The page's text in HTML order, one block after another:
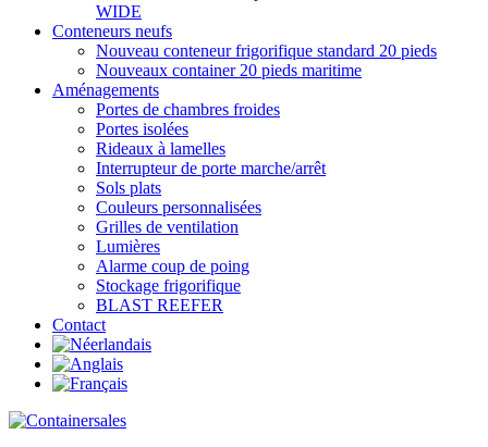
WIDE
Conteneurs neufs
Nouveau conteneur frigorifique standard 20 pieds
Nouveaux container 20 pieds maritime
Aménagements
Portes de chambres froides
Portes isolées
Rideaux à lamelles
Interrupteur de porte marche/arrêt
Sols plats
Couleurs personnalisées
Grilles de ventilation
Lumières
Alarme coup de poing
Stockage frigorifique
BLAST REEFER
Contact